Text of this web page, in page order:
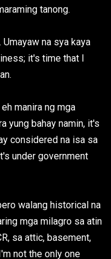
tanong.
na sya kaya
it's time that I
manira ng mga
yung bahay namin, it's
considered na isa sa
under government
walang historical na
mga milagro sa atin
sa attic, basement,
not the only one